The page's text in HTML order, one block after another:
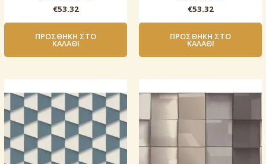
€53.32
ΠΡΟΣΘΉΚΗ ΣΤΟ
ΚΑΛΆΘΙ
€53.32
ΠΡΟΣΘΉΚΗ ΣΤΟ
ΚΑΛΆΘΙ